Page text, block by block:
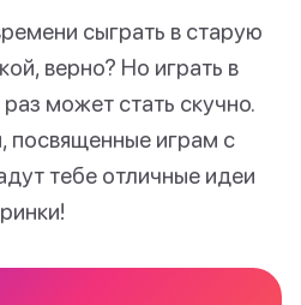
сыграть в старую
верно? Но играть в
может стать скучно.
посвященные играм с
тебе отличные идеи